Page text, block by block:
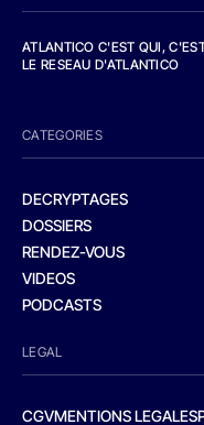
ATLANTICO C'EST QUI,
LE RESEAU D'ATLANTICO
CATEGORIES
DECRYPTAGES
DOSSIERS
RENDEZ-VOUS
VIDEOS
PODCASTS
LEGAL
CGVMENTIONS LEGALES